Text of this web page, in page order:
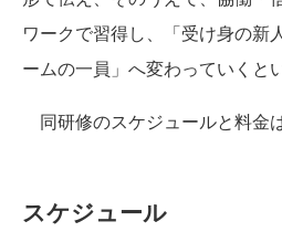
ワークで習得し、「受け身の新
ームの一員」へ変わっていくとい
同研修のスケジュールと料金
スケジュール